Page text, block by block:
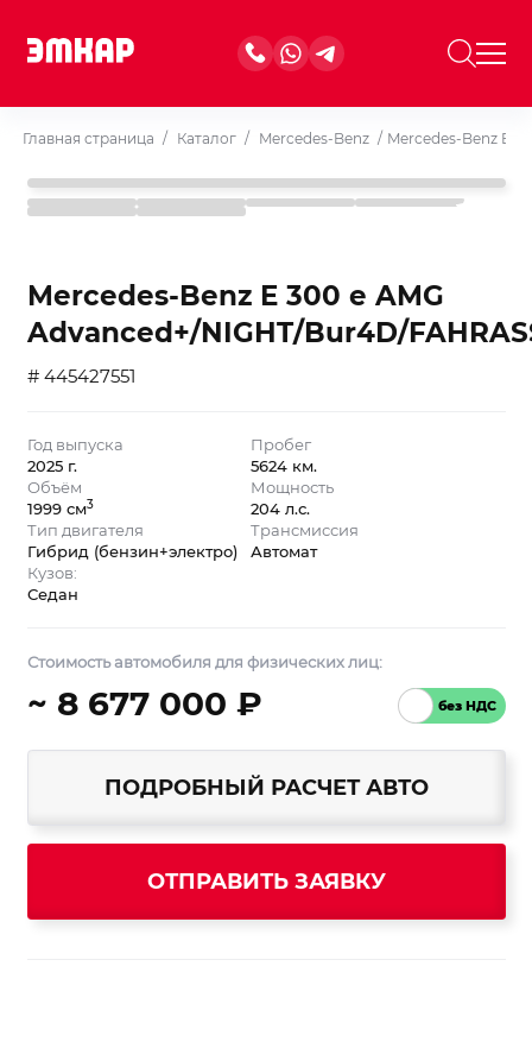
Главная страница / Каталог / Mercedes-Benz / Mercedes-Benz E
Mercedes-Benz E 300 e AMG
Advanced+/NIGHT/Bur4D/
# 445427551
Год выпуска
2025 г.
Пробег
5624 км.
Объём
1999 см3
Мощность
204 л.с.
Тип двигателя
Гибрид (бензин+электро)
Трансмиссия
Автомат
Кузов:
Седан
Стоимость автомобиля для физических лиц:
~ 8 677 000 ₽
ПОДРОБНЫЙ РАСЧЕТ АВТО
ОТПРАВИТЬ ЗАЯВКУ